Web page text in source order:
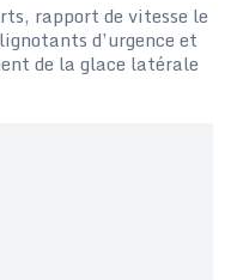
rapport de vitesse le
d’urgence et
de la glace latérale